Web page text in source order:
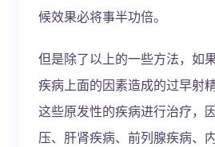
候效果必将事半功倍。
但是除了以上的一些方法，如
疾病上面的因素造成的过早射
这些原发性的疾病进行治疗，
压、肝肾疾病、前列腺疾病、